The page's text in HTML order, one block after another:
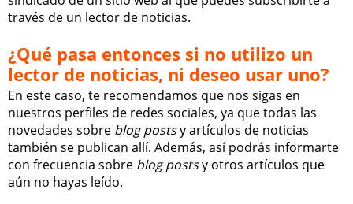
través de un lector de noticias.
¿Qué pasa entonces si no utilizo un
lector de noticias, ni deseo usar uno?
En este caso, te recomendamos que nos sigas en
nuestros perfiles de redes sociales, ya que todas las
novedades sobre blog postsy artículos de noticias
también se publican allí. Además, así podrás informarte
con frecuencia sobre blog postsy otros artículos que
aún no hayas leído.